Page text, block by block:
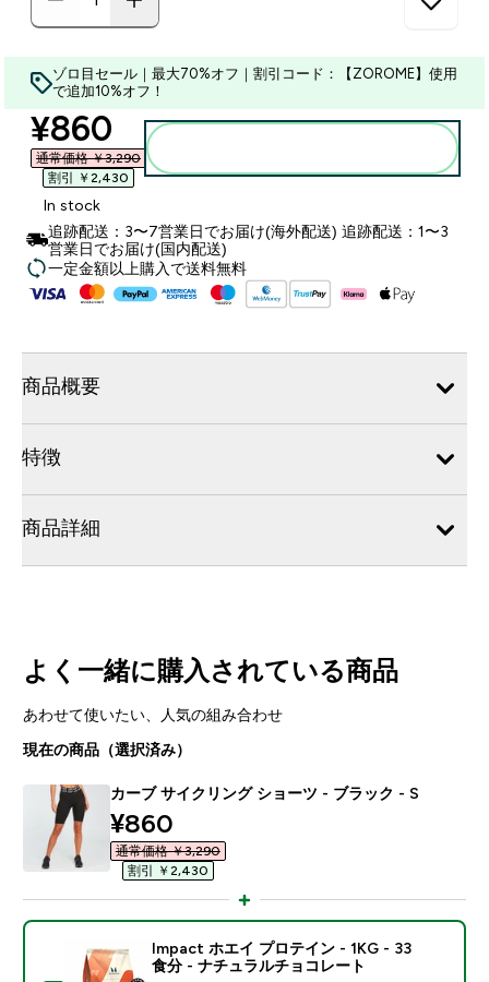
ゾロ目セール｜最大70%オフ｜割引コード：【ZOROME】使用
で追加10%オフ！
discounted price
¥860‎
通常価格 ￥3,290‎
割引 ￥2,430‎
In stock
追跡配送：3〜7営業日でお届け(海外配送) 追跡配送：1〜3
営業日でお届け(国内配送)
一定金額以上購入で送料無料
商品概要
特徴
商品詳細
よく一緒に購入されている商品
あわせて使いたい、人気の組み合わせ
現在の商品（選択済み）
カーブ サイクリング ショーツ - ブラック - S
discounted price
¥860‎
通常価格 ￥3,290‎
割引 ￥2,430‎
Impact ホエイ プロテイン - 1KG - 33
食分 - ナチュラルチョコレート